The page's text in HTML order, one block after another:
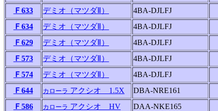
Ｆ633
デミオ（マツダⅡ）
4BA-DJLFJ
Ｆ634
デミオ（マツダⅡ）
4BA-DJLFJ
Ｆ629
デミオ（マツダⅡ）
4BA-DJLFJ
Ｆ573
デミオ（マツダⅡ）
4BA-DJLFJ
Ｆ574
デミオ（マツダⅡ）
4BA-DJLFJ
Ｆ644
カローラ アクシオ 1.5X
DBA-NRE161
Ｆ586
カローラ アクシオ HV
DAA-NKE165